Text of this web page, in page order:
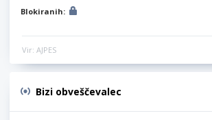
Blokiranih:
Vir: AJPES
Bizi obveščevalec